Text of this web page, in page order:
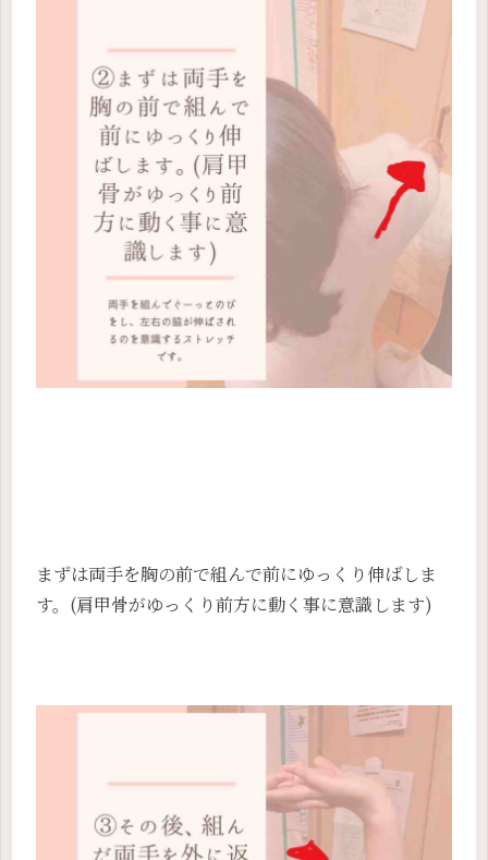
まずは両手を胸の前で組んで前にゆっくり伸ばしま
す。(肩甲骨がゆっくり前方に動く事に意識します)